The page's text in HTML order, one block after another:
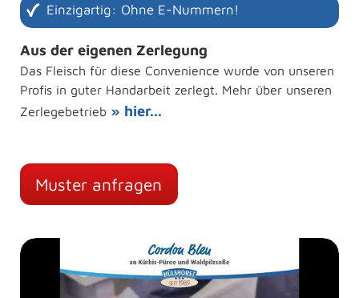
Einzigartig: Ohne E-Nummern!
Aus der eigenen Zerlegung
Das Fleisch für diese Convenience wurde von unseren
Profis in guter Handarbeit zerlegt. Mehr über unseren
Zerlegebetrieb » hier...
Muster anfragen